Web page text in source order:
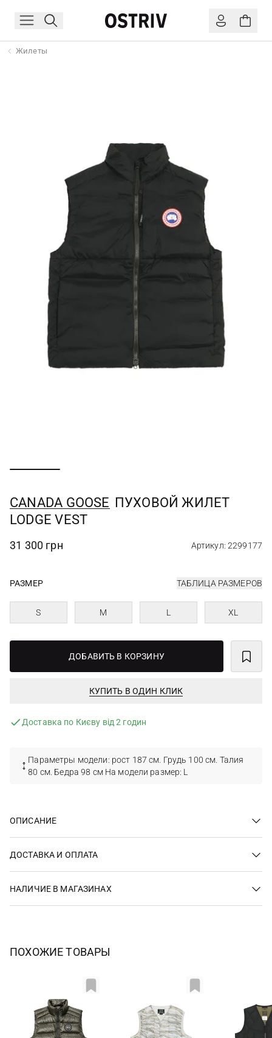
Жилеты
CANADA GOOSE ПУХОВОЙ ЖИЛЕТ
LODGE VEST
31 300 грн Артикул: 2299177
РАЗМЕР ТАБЛИЦА РАЗМЕРОВ
S M L XL
ДОБАВИТЬ В КОРЗИНУ
КУПИТЬ В ОДИН КЛИК
Доставка по Києву від 2 годин
Параметры модели: рост 187 см. Грудь 100 см. Талия
80 см. Бедра 98 см На модели размер: L
ОПИСАНИЕ
ДОСТАВКА И ОПЛАТА
НАЛИЧИЕ В МАГАЗИНАХ
ПОХОЖИЕ ТОВАРЫ